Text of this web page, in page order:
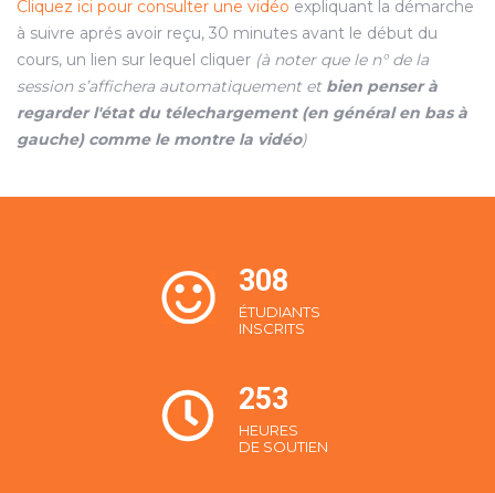
Cliquez ici pour consulter une vidéo expliquant la démarche
à suivre aprés avoir reçu, 30 minutes avant le début du
cours, un lien sur lequel cliquer (à noter que le n° de la
session s’affichera automatiquement et bien penser à
regarder l'état du télechargement (en général en bas à
gauche) comme le montre la vidéo)
374
ÉTUDIANTS
INSCRITS
306
HEURES
DE SOUTIEN